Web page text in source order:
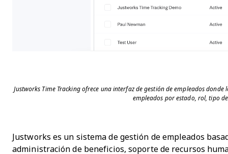
Justworks Time Tracking ofrece una interfaz de gestión de empleados
empleados por estado, rol, tipo
Justworks es un sistema de gestión de empleados
administración de beneficios, soporte de recursos